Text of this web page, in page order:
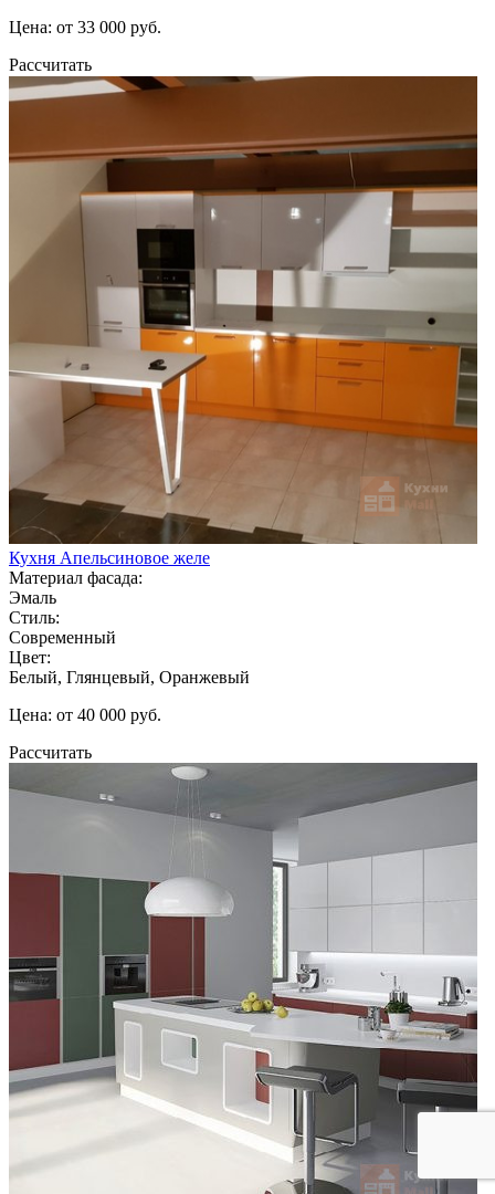
Цена: от 33 000 руб.
Рассчитать
Кухня Апельсиновое желе
Материал фасада:
Эмаль
Стиль:
Современный
Цвет:
Белый, Глянцевый, Оранжевый
Цена: от 40 000 руб.
Рассчитать